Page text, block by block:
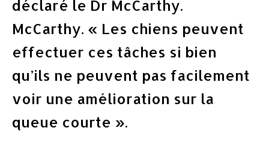
déclaré le Dr McCarthy.
McCarthy. « Les chiens peuvent
effectuer ces tâches si bien
qu’ils ne peuvent pas facilement
voir une amélioration sur la
queue courte ».